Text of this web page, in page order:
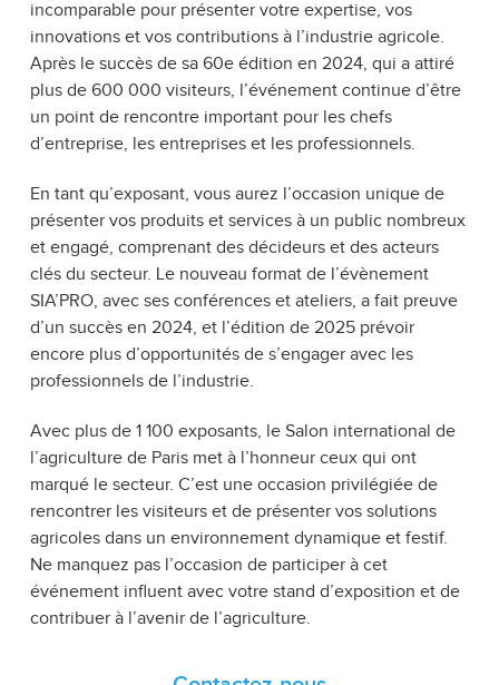
incomparable pour présenter votre expertise, vos
innovations et vos contributions à l’industrie agricole.
Après le succès de sa 60e édition en 2024, qui a attiré
plus de 600 000 visiteurs, l’événement continue d’être
un point de rencontre important pour les chefs
d’entreprise, les entreprises et les professionnels.
En tant qu’exposant, vous aurez l’occasion unique de
présenter vos produits et services à un public nombreux
et engagé, comprenant des décideurs et des acteurs
clés du secteur. Le nouveau format de l’évènement
SIA’PRO, avec ses conférences et ateliers, a fait preuve
d’un succès en 2024, et l’édition de 2025 prévoir
encore plus d’opportunités de s’engager avec les
professionnels de l’industrie.
Avec plus de 1 100 exposants, le Salon international de
l’agriculture de Paris met à l’honneur ceux qui ont
marqué le secteur. C’est une occasion privilégiée de
rencontrer les visiteurs et de présenter vos solutions
agricoles dans un environnement dynamique et festif.
Ne manquez pas l’occasion de participer à cet
événement influent avec votre stand d’exposition et de
contribuer à l’avenir de l’agriculture.